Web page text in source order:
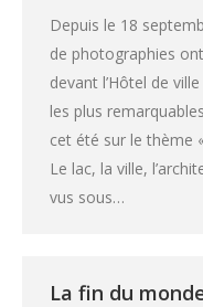
Depuis le 18
de photographies
devant l’Hôtel de
les plus
cet été sur le thème
Le lac, la ville,
vus sous…
La fin du